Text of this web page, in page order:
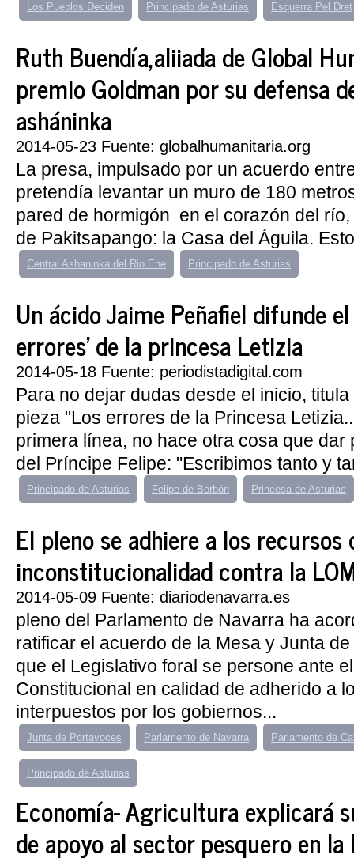
Los Pueblos Deciden Principado de Asturias Esquerra Pel Dret
Ruth Buendía,aliiada de Global
premio Goldman por su defensa
asháninka
2014-05-23 Fuente: globalhumanitaria.org
La presa, impulsado por un acuerdo
pretendía levantar un muro de 180
pared de hormigón en el corazón del
de Pakitsapango: la Casa del Águila.
Central Ashaninka del Rio Ene Principado de Asturias
Un ácido Jaime Peñafiel difunde
errores' de la princesa Letizia
2014-05-18 Fuente: periodistadigital.com
Para no dejar dudas desde el inicio,
pieza "Los errores de la Princesa
primera línea, no hace otra cosa que dar
del Príncipe Felipe: "Escribimos tanto y
Principado de Asturias Felipe de Borbón Princesa de Asturias
El pleno se adhiere a los recursos
inconstitucionalidad contra la
2014-05-09 Fuente: diariodenavarra.es
pleno del Parlamento de Navarra ha
ratificar el acuerdo de la Mesa y Junta
que el Legislativo foral se persone ante
Constitucional en calidad de adherido a
interpuestos por los gobiernos...
Junta de Portavoces Parlamento de Navarra Parlamento de
Principado de Asturias
Economía- Agricultura explicará
de apoyo al sector pesquero en la